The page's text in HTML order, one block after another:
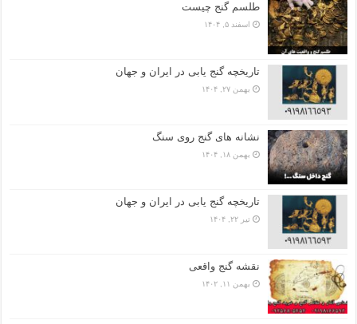
طلسم گنج چیست
اسفند ۵, ۱۴۰۴
تاریخچه گنج‌ یابی در ایران و جهان
بهمن ۲۷, ۱۴۰۴
نشانه های گنج روی سنگ
بهمن ۱۸, ۱۴۰۴
تاریخچه گنج‌ یابی در ایران و جهان
تیر ۲۲, ۱۴۰۴
نقشه گنج واقعی
بهمن ۱۱, ۱۴۰۲